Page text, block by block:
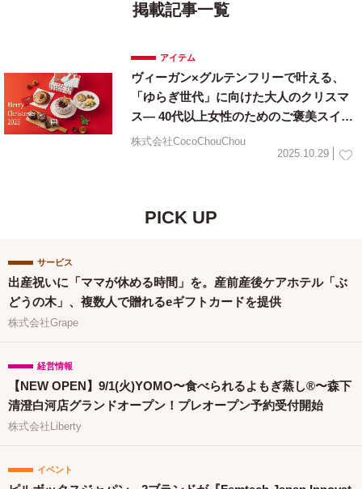
掲載記事一覧
アイテム
ヴィーガン×グルテンフリーで叶える、
「ゆらぎ世代」に向けた大人のクリスマ
ス— 40代以上女性のためのご褒美スイー
ツ(11月４日より発売）
株式会社CocoChouChou
2025.10.29
PICK UP
サービス
出産祝いに「ママが休める時間」を。産前産後ケアホテル「ぶ
どうの木」、複数人で贈れるeギフトカードを提供
株式会社Grape
経営情報
【NEW OPEN】9/1(火)YOMO〜食べられるよもぎ蒸し®〜森下
清澄白河店グランドオープン！プレオープン予約受付開始
株式会社Liberty
イベント